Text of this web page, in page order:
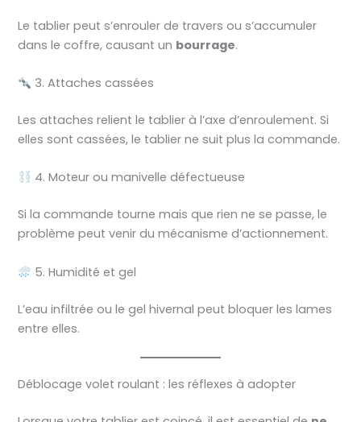
Le tablier peut s’enrouler de travers ou s’accumuler
dans le coffre, causant un bourrage.
3. Attaches cassées
Les attaches relient le tablier à l’axe d’enroulement. Si
elles sont cassées, le tablier ne suit plus la commande.
4. Moteur ou manivelle défectueuse
Si la commande tourne mais que rien ne se passe, le
problème peut venir du mécanisme d’actionnement.
5. Humidité et gel
L’eau infiltrée ou le gel hivernal peut bloquer les lames
entre elles.
Déblocage volet roulant : les réflexes à adopter